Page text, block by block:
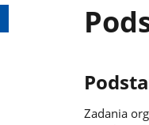
Zadania